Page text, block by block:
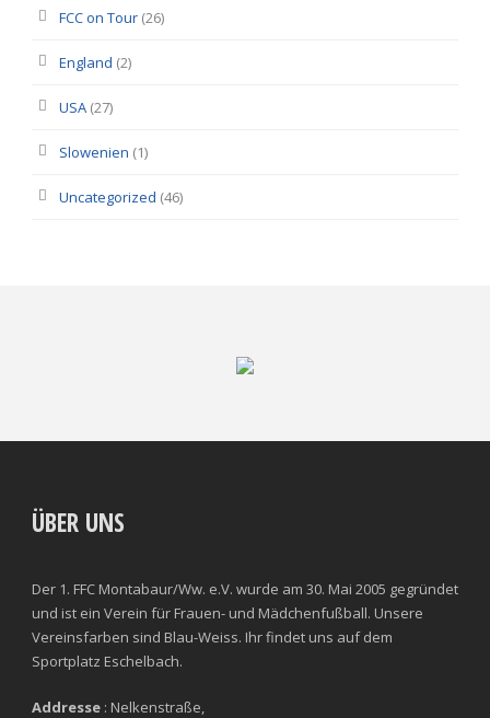
FCC on Tour (26)
England (2)
USA (27)
Slowenien (1)
Uncategorized (46)
ÜBER UNS
Der 1. FFC Montabaur/Ww. e.V. wurde am 30. Mai 2005 gegründet
und ist ein Verein für Frauen- und Mädchenfußball. Unsere
Vereinsfarben sind Blau-Weiss. Ihr findet uns auf dem
Sportplatz Eschelbach.
Addresse : Nelkenstraße,